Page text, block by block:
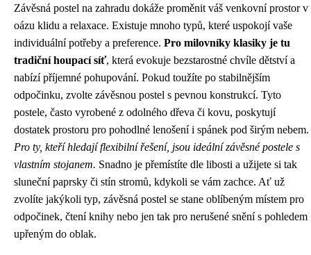
Závěsná postel na zahradu dokáže proměnit váš venkovní prostor v
oázu klidu a relaxace. Existuje mnoho typů, které uspokojí vaše
individuální potřeby a preference. Pro milovníky klasiky je tu
tradiční houpací síť, která evokuje bezstarostné chvíle dětství a
nabízí příjemné pohupování. Pokud toužíte po stabilnějším
odpočinku, zvolte závěsnou postel s pevnou konstrukcí. Tyto
postele, často vyrobené z odolného dřeva či kovu, poskytují
dostatek prostoru pro pohodlné lenošení i spánek pod širým nebem.
Pro ty, kteří hledají flexibilní řešení, jsou ideální závěsné postele s
vlastním stojanem. Snadno je přemístíte dle libosti a užijete si tak
sluneční paprsky či stín stromů, kdykoli se vám zachce. Ať už
zvolíte jakýkoli typ, závěsná postel se stane oblíbeným místem pro
odpočinek, čtení knihy nebo jen tak pro nerušené snění s pohledem
upřeným do oblak.